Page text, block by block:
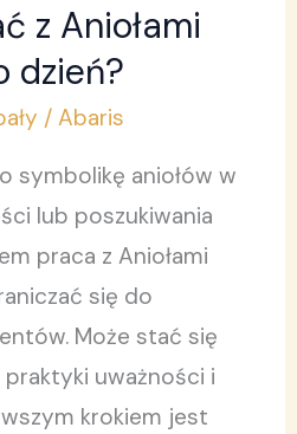
z Aniołami
dzień?
/Abaris
symbolikę aniołów w
lub poszukiwania
praca z Aniołami
się do
Może stać się
uważności i
krokiem jest